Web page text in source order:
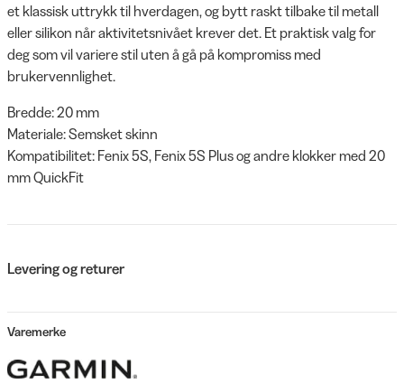
et klassisk uttrykk til hverdagen, og bytt raskt tilbake til metall
eller silikon når aktivitetsnivået krever det. Et praktisk valg for
deg som vil variere stil uten å gå på kompromiss med
brukervennlighet.
Bredde: 20 mm
Materiale: Semsket skinn
Kompatibilitet: Fenix 5S, Fenix 5S Plus og andre klokker med 20
mm QuickFit
Levering og returer
Varemerke